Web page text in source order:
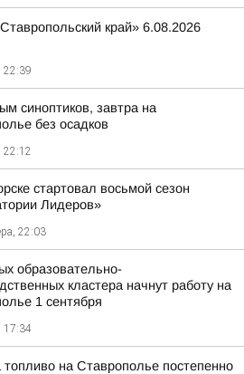
край» 6.08.2026
22:39
синоптиков, завтра на
без осадков
22:12
стартовал восьмой сезон
Лидеров»
22:03
образовательно-
кластера начнут работу на
1 сентября
17:34
на Ставрополье постепенно